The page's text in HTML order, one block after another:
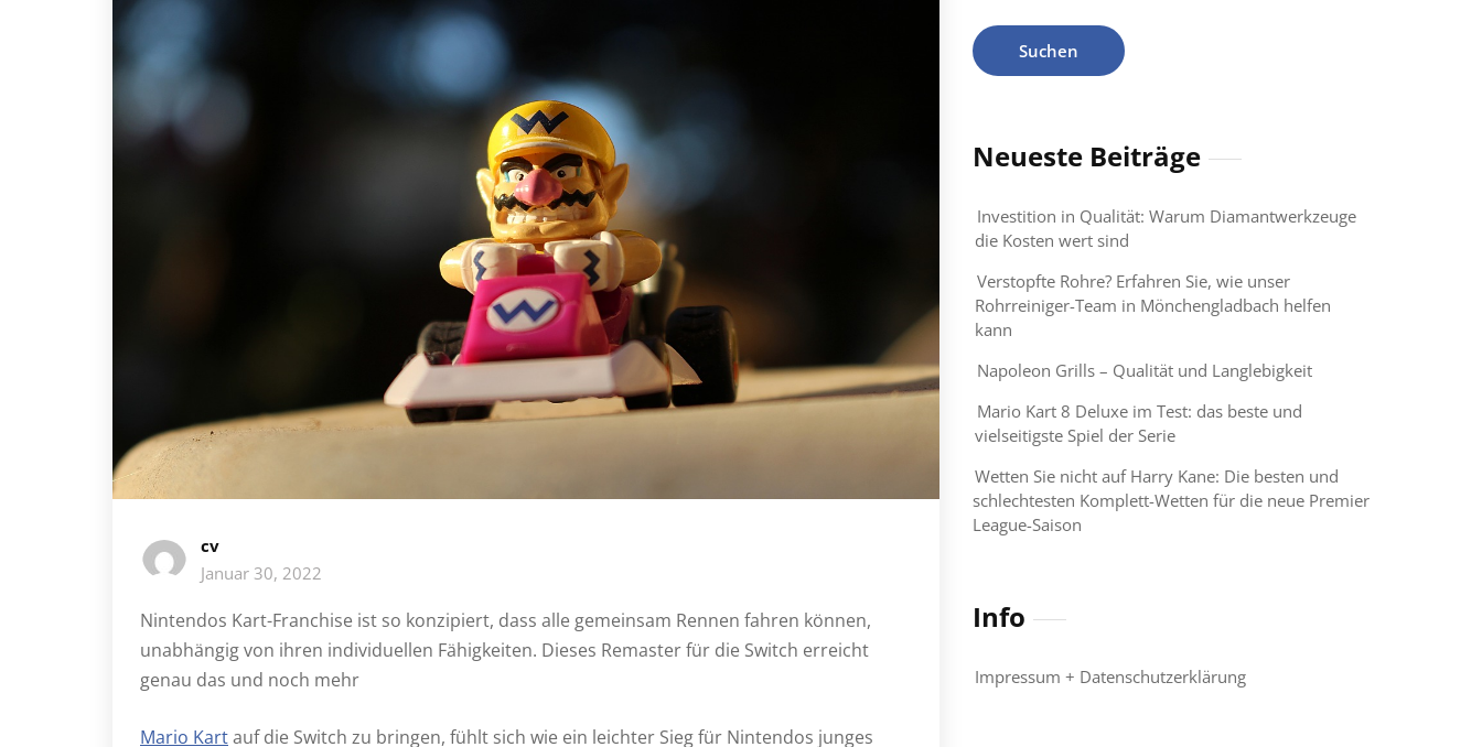
cv
Januar 30, 2022
Nintendos Kart-Franchise ist so konzipiert, dass alle gemeinsam Rennen fahren können,
unabhängig von ihren individuellen Fähigkeiten. Dieses Remaster für die Switch erreicht
genau das und noch mehr
Mario Kartauf die Switch zu bringen, fühlt sich wie ein leichter Sieg für Nintendos junges
Neueste Beiträge
Investition in Qualität: Warum Diamantwerkzeuge
die Kosten wert sind
Verstopfte Rohre? Erfahren Sie, wie unser
Rohrreiniger-Team in Mönchengladbach helfen
kann
Napoleon Grills – Qualität und Langlebigkeit
Mario Kart 8 Deluxe im Test: das beste und
vielseitigste Spiel der Serie
Wetten Sie nicht auf Harry Kane: Die besten und
schlechtesten Komplett-Wetten für die neue Premier
League-Saison
Info
Impressum + Datenschutzerklärung